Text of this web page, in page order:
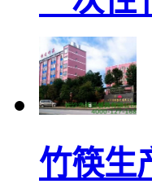
竹筷生